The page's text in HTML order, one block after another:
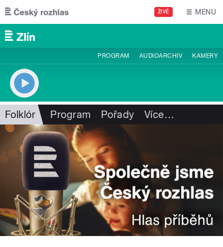
Přejít k hlavnímu obsahu
ŽIVĚ MENU
PROGRAM AUDIOARCHIV KAMERY
Folklór Program Pořady Více…